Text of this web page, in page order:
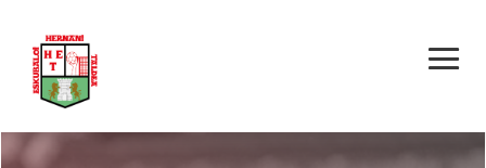
HERNANI E.T. – EGIA
MU HARATEGIA